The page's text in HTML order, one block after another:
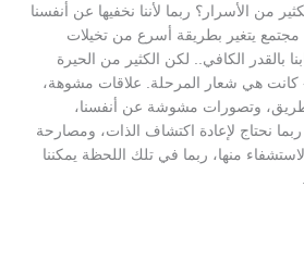
من الأسرار؟ ربما لأننا نخفيها عن أنفسنا
مجتمع يتغير بطريقة أسرع من تخيلات
بالقدر الكافي.. لكن الكثير من الحيرة
كانت هي شعار المرحلة. علاقات مشوهة،
وتصورات مشوشة عن أنفسنا،
نحتاج لإعادة اكتشاف الذات، ومصارحة
منها، ربما في تلك اللحظة يمكننا